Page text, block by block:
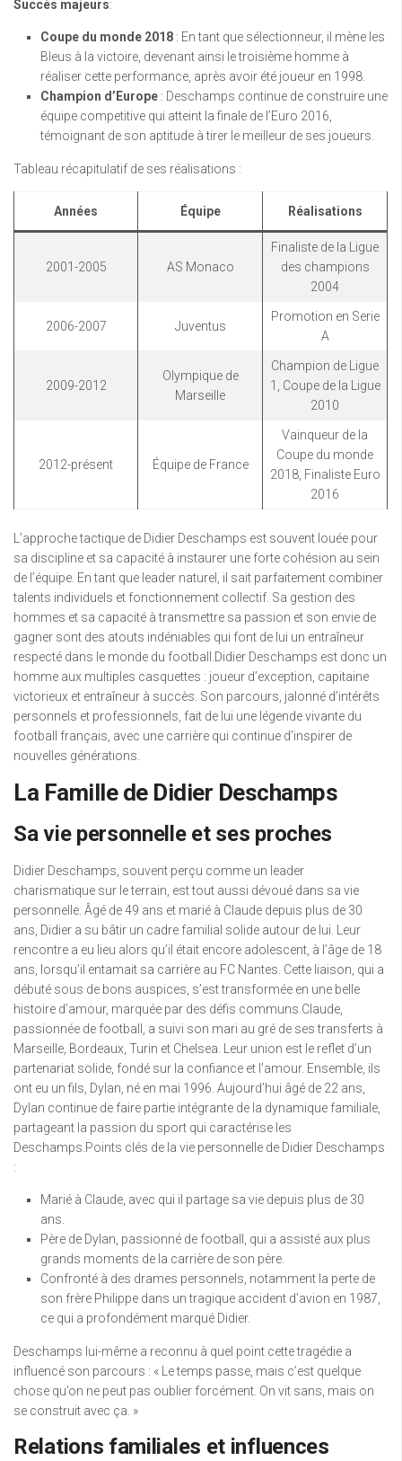
Succès majeurs:
Coupe du monde 2018 : En tant que sélectionneur, il mène les
Bleus à la victoire, devenant ainsi le troisième homme à
réaliser cette performance, après avoir été joueur en 1998.
Champion d’Europe : Deschamps continue de construire une
équipe competitive qui atteint la finale de l’Euro 2016,
témoignant de son aptitude à tirer le meilleur de ses joueurs.
Tableau récapitulatif de ses réalisations :
Années Équipe Réalisations
2001-2005 AS Monaco
Finaliste de la Ligue
des champions
2004
2006-2007 Juventus
Promotion en Serie
A
2009-2012
Olympique de
Marseille
Champion de Ligue
1, Coupe de la Ligue
2010
2012-présent Équipe de France
Vainqueur de la
Coupe du monde
2018, Finaliste Euro
2016
L’approche tactique de Didier Deschamps est souvent louée pour
sa discipline et sa capacité à instaurer une forte cohésion au sein
de l’équipe. En tant que leader naturel, il sait parfaitement combiner
talents individuels et fonctionnement collectif. Sa gestion des
hommes et sa capacité à transmettre sa passion et son envie de
gagner sont des atouts indéniables qui font de lui un entraîneur
respecté dans le monde du football.Didier Deschamps est donc un
homme aux multiples casquettes : joueur d’exception, capitaine
victorieux et entraîneur à succès. Son parcours, jalonné d’intérêts
personnels et professionnels, fait de lui une légende vivante du
football français, avec une carrière qui continue d’inspirer de
nouvelles générations.
La Famille de Didier Deschamps
Sa vie personnelle et ses proches
Didier Deschamps, souvent perçu comme un leader
charismatique sur le terrain, est tout aussi dévoué dans sa vie
personnelle. Âgé de 49 ans et marié à Claude depuis plus de 30
ans, Didier a su bâtir un cadre familial solide autour de lui. Leur
rencontre a eu lieu alors qu’il était encore adolescent, à l’âge de 18
ans, lorsqu’il entamait sa carrière au FC Nantes. Cette liaison, qui a
débuté sous de bons auspices, s’est transformée en une belle
histoire d’amour, marquée par des défis communs.Claude,
passionnée de football, a suivi son mari au gré de ses transferts à
Marseille, Bordeaux, Turin et Chelsea. Leur union est le reflet d’un
partenariat solide, fondé sur la confiance et l’amour. Ensemble, ils
ont eu un fils, Dylan, né en mai 1996. Aujourd’hui âgé de 22 ans,
Dylan continue de faire partie intégrante de la dynamique familiale,
partageant la passion du sport qui caractérise les
Deschamps.Points clés de la vie personnelle de Didier Deschamps
:
Marié à Claude, avec qui il partage sa vie depuis plus de 30
ans.
Père de Dylan, passionné de football, qui a assisté aux plus
grands moments de la carrière de son père.
Confronté à des drames personnels, notamment la perte de
son frère Philippe dans un tragique accident d’avion en 1987,
ce qui a profondément marqué Didier.
Deschamps lui-même a reconnu à quel point cette tragédie a
influencé son parcours : « Le temps passe, mais c’est quelque
chose qu’on ne peut pas oublier forcément. On vit sans, mais on
se construit avec ça. »
Relations familiales et influences